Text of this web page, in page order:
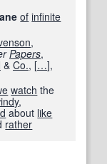
of infinite
,
Papers,
& Co., […],
watch the
,
about like
rather